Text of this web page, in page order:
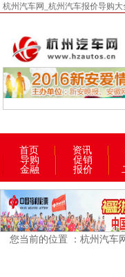
杭州汽车网_杭州汽车报价导购大
首页 资讯
导购
促销
金融
报价
您当前的位置 ：杭州汽车